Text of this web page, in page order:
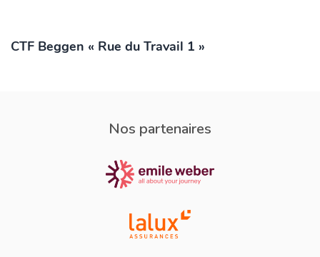
CTF Beggen « Rue du Travail 1 »
Nos partenaires